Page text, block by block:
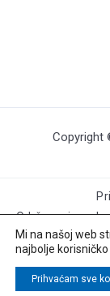
Copyright
Održavanje web
Mi na našoj web
najbolje korisničko
Prihvaćam sve